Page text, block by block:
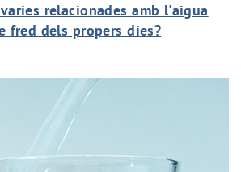
relacionades amb l'aigua
fred dels propers dies?